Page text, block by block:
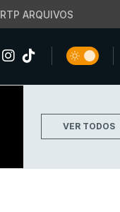
RTP ARQUIVOS
VER TODOS